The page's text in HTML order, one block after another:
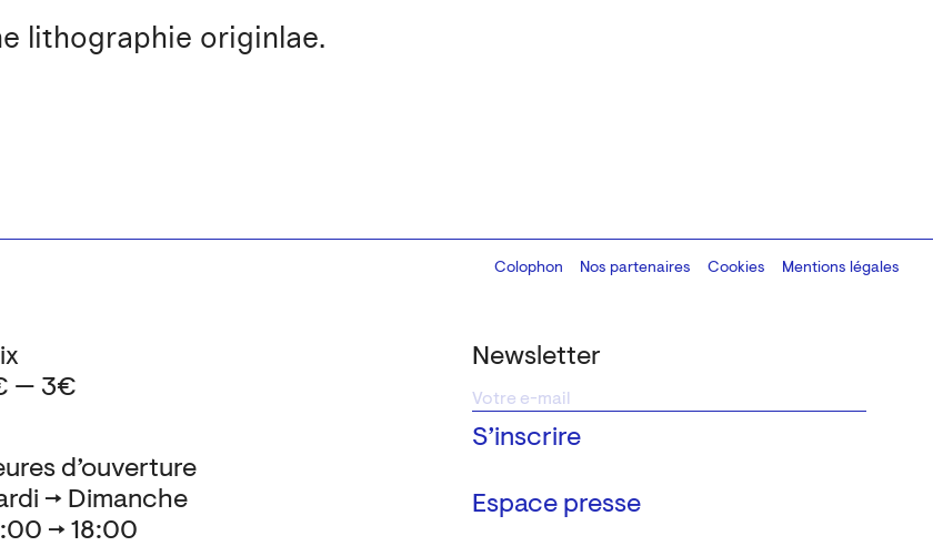
lithographie originlae.
Newsletter
Espace presse
d’ouverture
→ Dimanche
→ 18:00
— 3€
Colophon
Design:Marcel Kaczmarek, code:8080.studio
Nos partenaires Cookies Mentions légales